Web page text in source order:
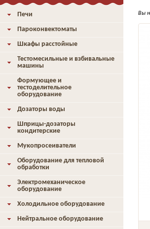
Вы
Печи
Пароконвектоматы
Шкафы расстойные
Тестомесильные и взбивальные
машины
Формующее и
тестоделительное
оборудование
Дозаторы воды
Шприцы-дозаторы
кондитерские
Мукопросеиватели
Оборудование для тепловой
обработки
Электромеханическое
оборудование
Холодильное оборудование
Нейтральное оборудование